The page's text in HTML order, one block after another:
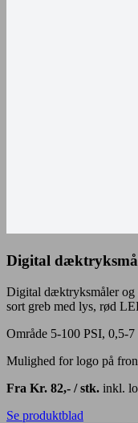
Digital
Digital dæktryksmåler og
sort greb med lys, rød
Område 5-100 PSI, 0,5-
Mulighed for logo på
Fra Kr. 82,- / stk. inkl.
Se produktblad